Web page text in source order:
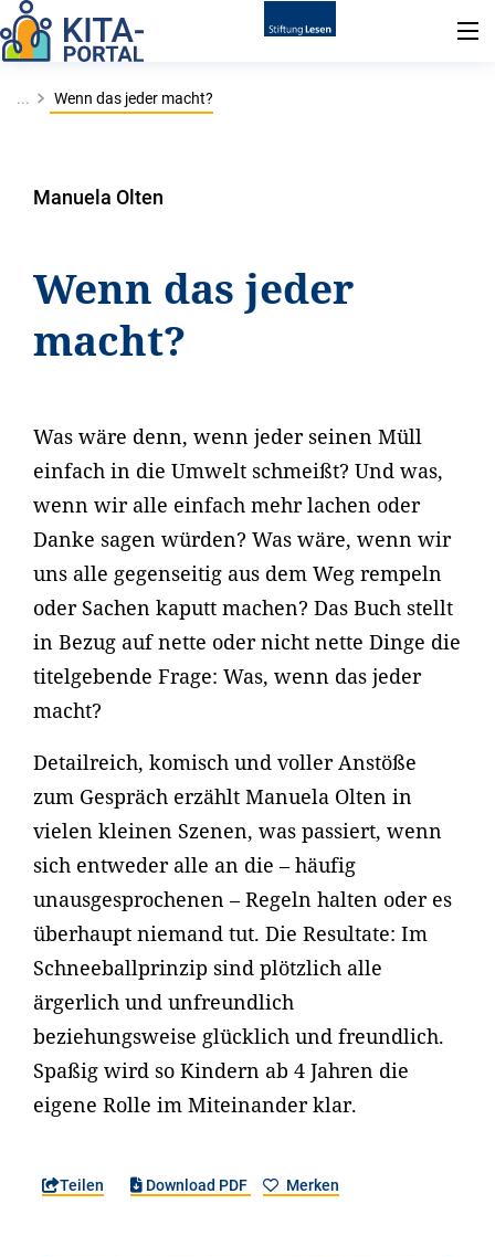
... Wenn das jeder macht?
Manuela Olten
Wenn das jeder
macht?
Was wäre denn, wenn jeder seinen Müll
einfach in die Umwelt schmeißt? Und was,
wenn wir alle einfach mehr lachen oder
Danke sagen würden? Was wäre, wenn wir
uns alle gegenseitig aus dem Weg rempeln
oder Sachen kaputt machen? Das Buch stellt
in Bezug auf nette oder nicht nette Dinge die
titelgebende Frage: Was, wenn das jeder
macht?
Detailreich, komisch und voller Anstöße
zum Gespräch erzählt Manuela Olten in
vielen kleinen Szenen, was passiert, wenn
sich entweder alle an die – häufig
unausgesprochenen – Regeln halten oder es
überhaupt niemand tut. Die Resultate: Im
Schneeballprinzip sind plötzlich alle
ärgerlich und unfreundlich
beziehungsweise glücklich und freundlich.
Spaßig wird so Kindern ab 4 Jahren die
eigene Rolle im Miteinander klar.
Teilen Download PDF Merken